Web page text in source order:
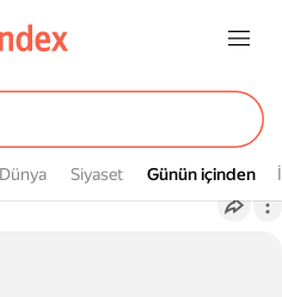
Dünya Siyaset Günün içinden
Günün içinden